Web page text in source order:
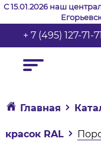
С 15.01.2026 наш
+ 7 (495) 127-71-71
Главная
красок RAL